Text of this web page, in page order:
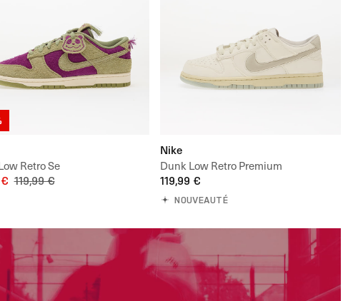
Retro Se
119,99 €
Nike
Dunk Low Retro Premium
119,99 €
NOUVEAUTÉ